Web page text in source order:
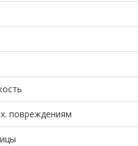
повреждениям